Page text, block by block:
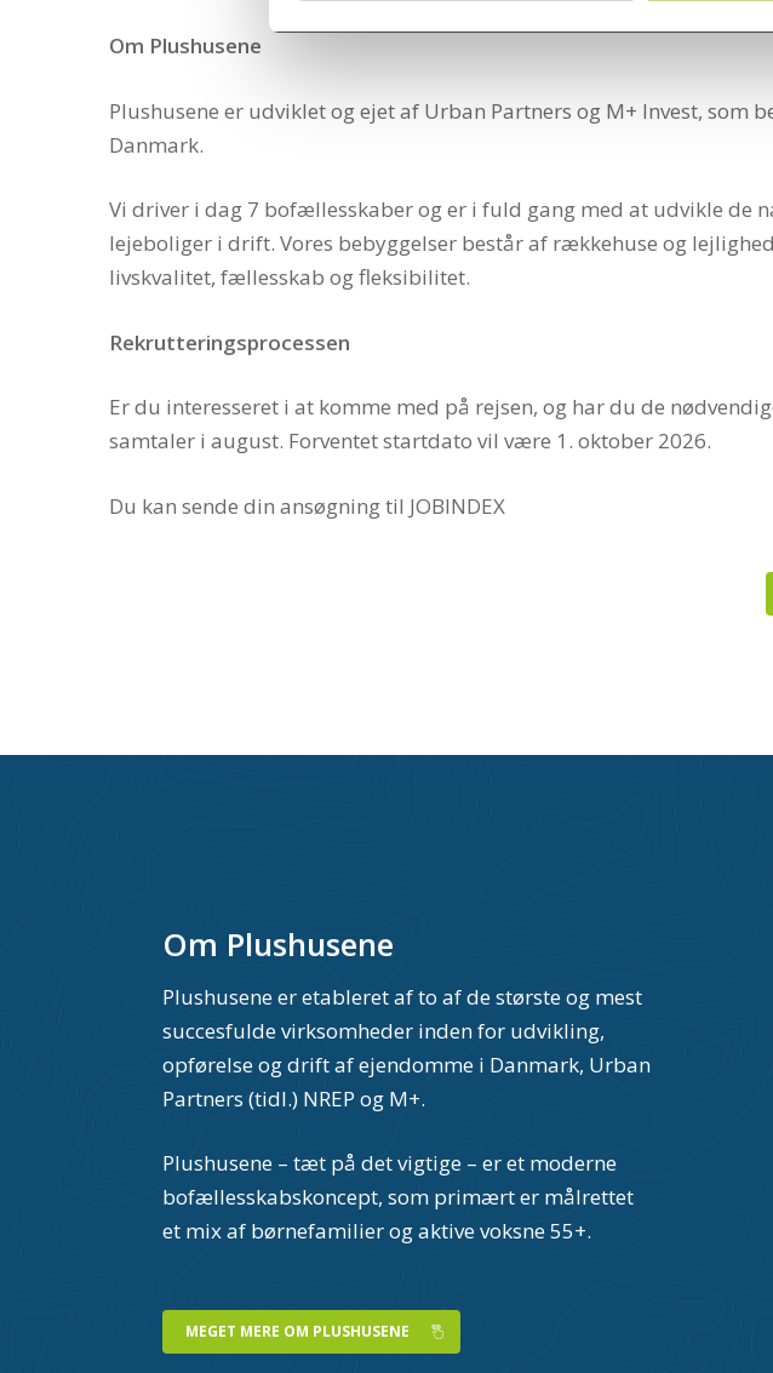
Om Plushusene
Plushusene er udviklet og ejet af Urban Partners og M+ Invest,
Danmark.
Vi driver i dag 7 bofællesskaber og er i fuld gang med at udvikle de
lejeboliger i drift. Vores bebyggelser består af rækkehuse og
livskvalitet, fællesskab og fleksibilitet.
Rekrutteringsprocessen
Er du interesseret i at komme med på rejsen, og har du de
samtaler i august. Forventet startdato vil være 1. oktober 2026.
Du kan sende din ansøgning til JOBINDEX
Om Plushusene
Plushusene er etableret af to af de største og mest
succesfulde virksomheder inden for udvikling,
opførelse og drift af ejendomme i Danmark, Urban
Partners (tidl.) NREP og M+.
Plushusene – tæt på det vigtige – er et moderne
bofællesskabskoncept, som primært er målrettet
et mix af børnefamilier og aktive voksne 55+.
MEGET MERE OM PLUSHUSENE